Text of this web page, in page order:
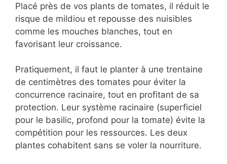
Placé près de vos plants de tomates, il réduit le
risque de mildiou et repousse des nuisibles
comme les mouches blanches, tout en
favorisant leur croissance.
Pratiquement, il faut le planter à une trentaine
de centimètres des tomates pour éviter la
concurrence racinaire, tout en profitant de sa
protection. Leur système racinaire (superficiel
pour le basilic, profond pour la tomate) évite la
compétition pour les ressources. Les deux
plantes cohabitent sans se voler la nourriture.